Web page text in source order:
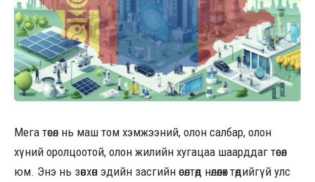
Мега төсөл нь маш том хэмжээний, олон салбар, олон
хүний оролцоотой, олон жилийн хугацаа шаарддаг төсөл
юм. Энэ нь зөвхөн эдийн засгийн өсөлтөд нөлөөлөх төдийгүй улс